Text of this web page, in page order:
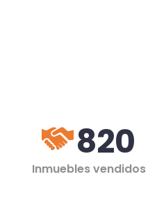
820
Inmuebles vendidos